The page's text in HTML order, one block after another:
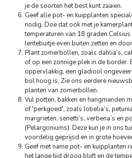
je de soorten het best kunt zaaien.
Geef alle pot- en kuipplanten
nodig. Doe dat ook met je
temperaturen van 18 graden
lentebuitje even buiten zetten en
Plant zomerbollen, zoals dahlia’s,
of op een zonnige plek in de border.
oppervlakkig, een gladiool
bol hoog is. Zie ons eerdere
planten van zomerbollen.
Vul potten, bakken en hangmanden
of 'perkgoed', zoals lobelia’s,
margrieten, senetti’s, verbena’s en
(Pelargoniums). Deze kun je in ons
voordelig geprijsd en in grote
Geef met name pot- en kuipplanten
het lange tijd droog blijft en de